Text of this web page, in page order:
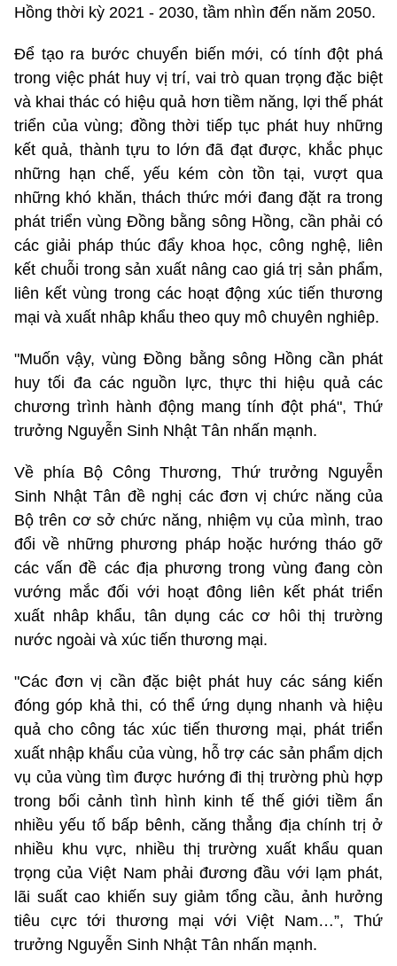
Hồng thời kỳ 2021 - 2030, tầm nhìn đến năm 2050.
Để tạo ra bước chuyển biến mới, có tính đột phá
trong việc phát huy vị trí, vai trò quan trọng đặc biệt
và khai thác có hiệu quả hơn tiềm năng, lợi thế phát
triển của vùng; đồng thời tiếp tục phát huy những
kết quả, thành tựu to lớn đã đạt được, khắc phục
những hạn chế, yếu kém còn tồn tại, vượt qua
những khó khăn, thách thức mới đang đặt ra trong
phát triển vùng Đồng bằng sông Hồng, cần phải có
các giải pháp thúc đẩy khoa học, công nghệ, liên
kết chuỗi trong sản xuất nâng cao giá trị sản phẩm,
liên kết vùng trong các hoạt động xúc tiến thương
mại và xuất nhâp khẩu theo quy mô chuyên nghiêp.
"Muốn vậy, vùng Đồng bằng sông Hồng cần phát
huy tối đa các nguồn lực, thực thi hiệu quả các
chương trình hành động mang tính đột phá", Thứ
trưởng Nguyễn Sinh Nhật Tân nhấn mạnh.
Về phía Bộ Công Thương, Thứ trưởng Nguyễn
Sinh Nhật Tân đề nghị các đơn vị chức năng của
Bộ trên cơ sở chức năng, nhiệm vụ của mình, trao
đổi về những phương pháp hoặc hướng tháo gỡ
các vấn đề các địa phương trong vùng đang còn
vướng mắc đối với hoạt đông liên kết phát triển
xuất nhâp khẩu, tân dụng các cơ hôi thị trường
nước ngoài và xúc tiến thương mại.
"Các đơn vị cần đặc biệt phát huy các sáng kiến
đóng góp khả thi, có thể ứng dụng nhanh và hiệu
quả cho công tác xúc tiến thương mại, phát triển
xuất nhập khẩu của vùng, hỗ trợ các sản phẩm dịch
vụ của vùng tìm được hướng đi thị trường phù hợp
trong bối cảnh tình hình kinh tế thế giới tiềm ẩn
nhiều yếu tố bấp bênh, căng thẳng địa chính trị ở
nhiều khu vực, nhiều thị trường xuất khẩu quan
trọng của Việt Nam phải đương đầu với lạm phát,
lãi suất cao khiến suy giảm tổng cầu, ảnh hưởng
tiêu cực tới thương mại với Việt Nam…”, Thứ
trưởng Nguyễn Sinh Nhật Tân nhấn mạnh.